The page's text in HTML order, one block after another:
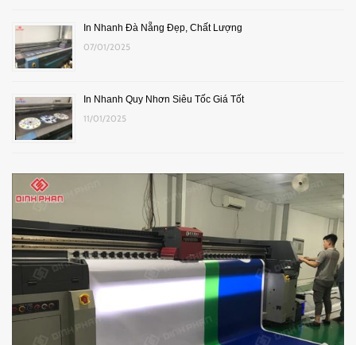
In Nhanh Đà Nẵng Đẹp, Chất Lượng
07/01/2025
In Nhanh Quy Nhơn Siêu Tốc Giá Tốt
11/01/2025